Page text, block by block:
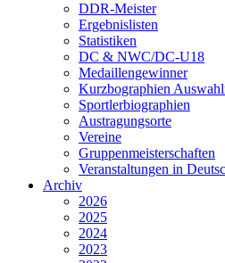
DDR-Meister
Ergebnislisten
Statistiken
DC & NWC/DC-U18
Medaillengewinner
Kurzbographien
Sportlerbiographien
Austragungsorte
Vereine
Gruppenmeisterschaften
Veranstaltungen in
Archiv
2026
2025
2024
2023